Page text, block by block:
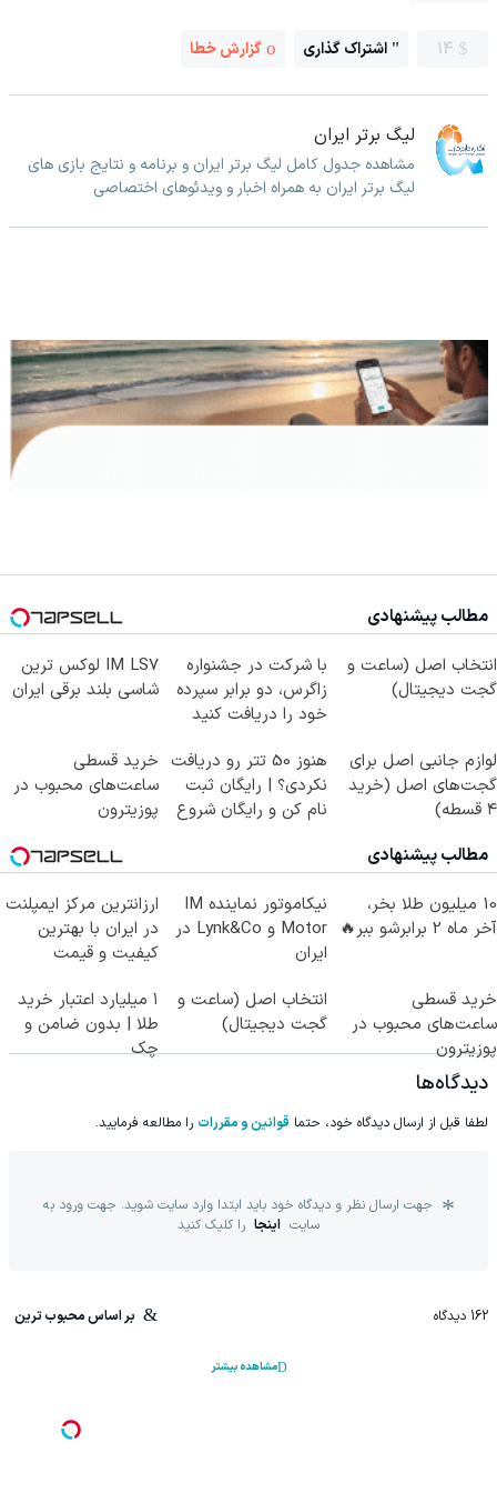
14 اشتراک گذاری گزارش خطا
لیگ برتر ایران
مشاهده جدول کامل لیگ برتر ایران و برنامه و نتایج بازی های
لیگ برتر ایران به همراه اخبار و ویدئوهای اختصاصی
مطالب پیشنهادی
انتخاب اصل (ساعت و
گجت دیجیتال)
با شرکت در جشنواره
زاگرس، دو برابر سپرده
خود را دریافت کنید
IM LS7 لوکس ترین
شاسی بلند برقی ایران
لوازم جانبی اصل برای
گجت‌های اصل (خرید
۴ قسطه)
هنوز 50 تتر رو دریافت
نکردی؟ | رایگان ثبت
نام کن و رایگان شروع
خرید قسطی
ساعت‌های محبوب در
پوزیترون
مطالب پیشنهادی
10 میلیون طلا بخر،
آخر ماه 2 برابرشو ببر🔥
نیکاموتور نماینده IM
Motor و Lynk&Co در
ایران
ارزانترین مرکز ایمپلنت
در ایران با بهترین
کیفیت و قیمت
خرید قسطی
ساعت‌های محبوب در
پوزیترون
انتخاب اصل (ساعت و
گجت دیجیتال)
۱ میلیارد اعتبار خرید
طلا | بدون ضامن و
چک
دیدگاه‌ها
لطفا قبل از ارسال دیدگاه خود، حتما قوانین و مقررات را مطالعه فرمایید.
جهت ارسال نظر و دیدگاه خود باید ابتدا وارد سایت شوید. جهت ورود به
سایت اینجا را کلیک کنید
162 دیدگاه بر اساس محبوب ترین
مشاهده بیشتر